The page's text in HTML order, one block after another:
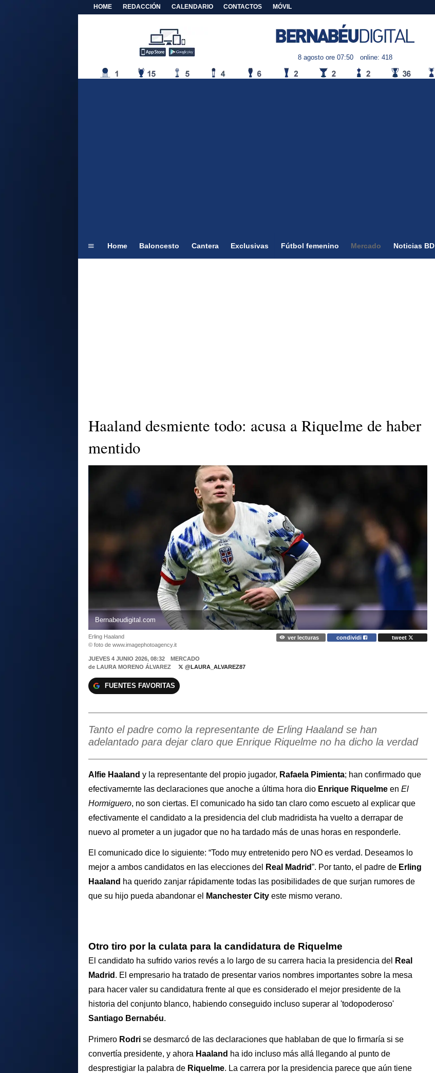
HOME REDACCIÓN CALENDARIO CONTACTOS MÓVIL
8 agosto ore 07:50 online: 418
Home Baloncesto Cantera Exclusivas Fútbol femenino Mercado Noticias BD
Haaland desmiente todo: acusa a Riquelme de haber
mentido
Bernabeudigital.com
Erling Haaland
© foto de www.imagephotoagency.it
ver lecturas condividi tweet
JUEVES 4 JUNIO 2026, 08:32
MERCADO
de LAURA MORENO ÁLVAREZ @LAURA_ALVAREZ87
FUENTES FAVORITAS
Tanto el padre como la representante de Erling Haaland se han
adelantado para dejar claro que Enrique Riquelme no ha dicho la verdad
Alfie Haaland y la representante del propio jugador, Rafaela Pimienta; han confirmado que
efectivamernte las declaraciones que anoche a última hora dio Enrique Riquelme en El
Hormiguero, no son ciertas. El comunicado ha sido tan claro como escueto al explicar que
efectivamente el candidato a la presidencia del club madridista ha vuelto a derrapar de
nuevo al prometer a un jugador que no ha tardado más de unas horas en responderle.
El comunicado dice lo siguiente: “Todo muy entretenido pero NO es verdad. Deseamos lo
mejor a ambos candidatos en las elecciones del
Real Madrid”. Por tanto, el padre de Erling
Haaland ha querido zanjar rápidamente todas las posibilidades de que surjan rumores de
que su hijo pueda abandonar el
Manchester City este mismo verano.
Otro tiro por la culata para la candidatura de Riquelme
El candidato ha sufrido varios revés a lo largo de su carrera hacia la presidencia del
Real
Madrid . El empresario ha tratado de presentar varios nombres importantes sobre la mesa
para hacer valer su candidatura frente al que es considerado el mejor presidente de la
historia del conjunto blanco, habiendo conseguido incluso superar al 'todopoderoso'
Santiago Bernabéu.
Primero Rodri se desmarcó de las declaraciones que hablaban de que lo firmaría si se
convertía presidente, y ahora Haaland ha ido incluso más allá llegando al punto de
desprestigiar la palabra de Riquelme. La carrera por la presidencia parece que aún tiene